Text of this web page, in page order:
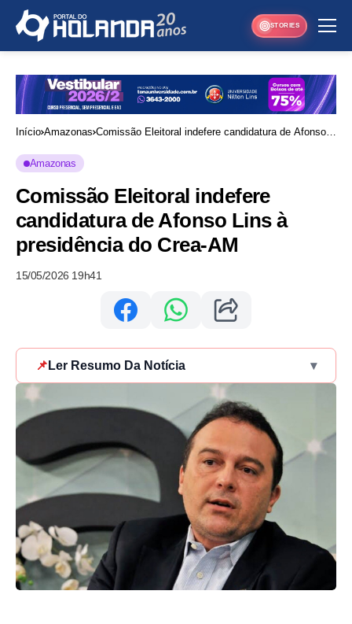
STORIES
Início Amazonas Comissão Eleitoral indefere candidatura de Afonso
Amazonas
Comissão Eleitoral indefere
candidatura de Afonso Lins à
presidência do Crea-AM
15/05/2026 19h41
📌 Ler Resumo Da Notícia ▾